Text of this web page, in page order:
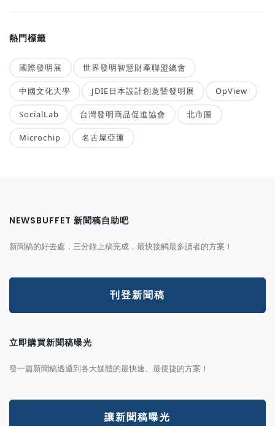
熱門標籤
國際發明展 世界發明智慧財產聯盟總會
中國文化大學 JDIE日本設計創意暨發明展 OpView
SocialLab 台灣發明商品促進協會 北市圖
Microchip 名古屋亞運
NEWSBUFFET 新聞稿自助吧
新聞稿的好去處，三分鐘上稿完成，最快接觸最多讀者的方案！
刊登新聞稿
立即購買新聞稿曝光
發一篇新聞稿透通到各大媒體的最快速、最便捷的方案！
讓新聞稿曝光